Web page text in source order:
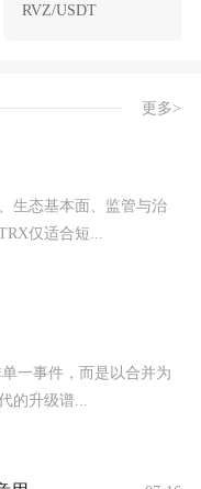
RVZ/USDT
更多>
生态基本面、监管与治
仅适合短...
单一事件，而是以合并为
的升级谱...